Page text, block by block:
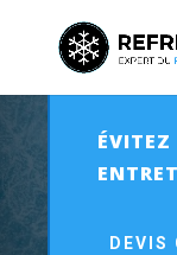
DEVIS